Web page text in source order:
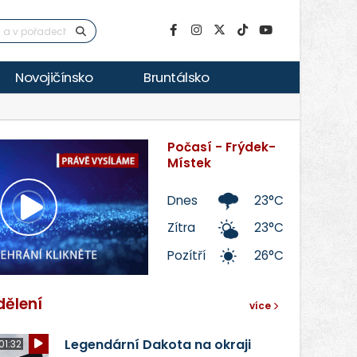
Novojičínsko Bruntálsko
Přehrát
video
Počasí - Frýdek-
Místek
Dnes
23°C
Zítra
23°C
Pozítří
26°C
více
Legendární Dakota na okraji